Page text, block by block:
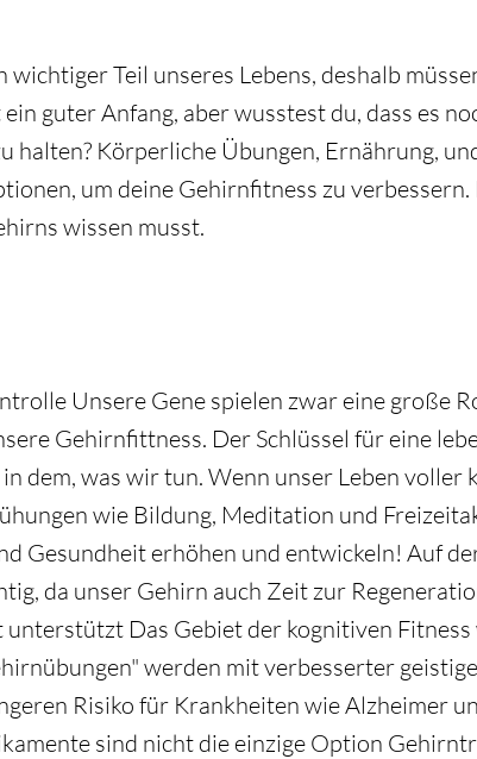
wichtiger Teil unseres Lebens, deshalb
guter Anfang, aber wusstest du, dass es
halten? Körperliche Übungen, Ernährung,
um deine Gehirnfitness zu
wissen musst.
Unsere Gene spielen zwar eine große
Gehirnfittness. Der Schlüssel für eine
dem, was wir tun. Wenn unser Leben voller
wie Bildung, Meditation und
Gesundheit erhöhen und entwickeln! Auf
da unser Gehirn auch Zeit zur
unterstützt Das Gebiet der kognitiven
werden mit verbesserter
Risiko für Krankheiten wie Alzheimer
sind nicht die einzige Option